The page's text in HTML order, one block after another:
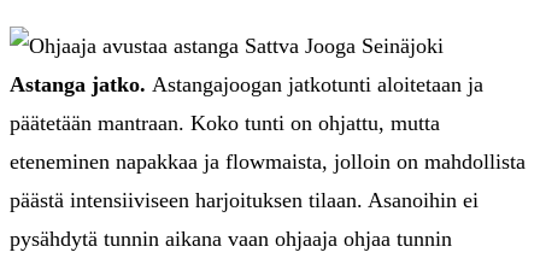
Astanga jatko. Astangajoogan jatkotunti aloitetaan ja
päätetään mantraan. Koko tunti on ohjattu, mutta
eteneminen napakkaa ja flowmaista, jolloin on mahdollista
päästä intensiiviseen harjoituksen tilaan. Asanoihin ei
pysähdytä tunnin aikana vaan ohjaaja ohjaa tunnin